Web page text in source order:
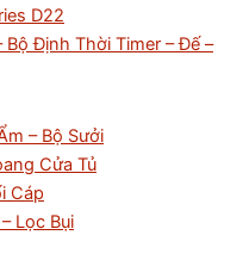
D22
Bộ Định Thời Timer – Đế –
– Bộ Sưởi
Cửa Tủ
Cáp
Lọc Bụi